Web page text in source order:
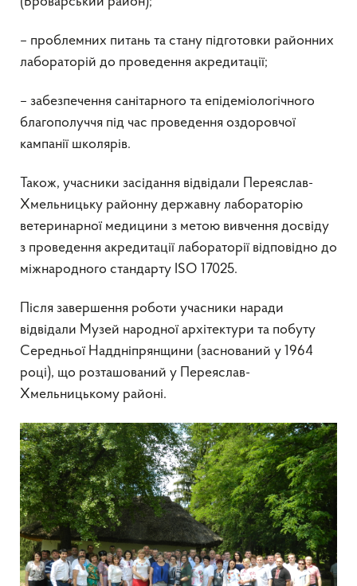
– проблемних питань та стану підготовки районних
лабораторій до проведення акредитації;
– забезпечення санітарного та епідеміологічного
благополуччя під час проведення оздоровчої
кампанії школярів.
Також, учасники засідання відвідали Переяслав-
Хмельницьку районну державну лабораторію
ветеринарної медицини з метою вивчення досвіду
з проведення акредитації лабораторії відповідно до
міжнародного стандарту ISO 17025.
Після завершення роботи учасники наради
відвідали Музей народної архітектури та побуту
Середньої Наддніпрянщини (заснований у 1964
році), що розташований у Переяслав-
Хмельницькому районі.